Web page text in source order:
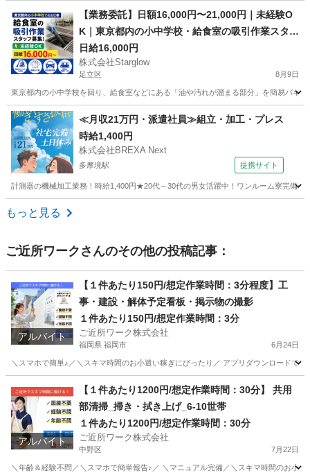
清掃 スタッフ
【業務委託】日額16,000円〜21,000円｜未経験O
K｜東京都内の小中学校・給食室の吸引作業スタッ
フ募集｜車不要・機材不要・制服貸与・経費負担
なし｜学校間は管理者の車で移動
日給16,000円
株式会社Starglow
足立区 8月9日
東京都内の小中学校を回り、給食室などにある「油や汚れが溜まる部分」を簡易バキ
東京 足立区 清掃 スタッフ
≪月収21万円・派遣社員≫組立・加工・プレス
時給1,400円
株式会社BREXA Next
多摩境駅 提携サイト
計測器の機械加工業務！時給1,400円★20代～30代の男女活躍中！ワンルーム寮完備
東京 町田市
もっと見る
ご近所ワーク さんのその他の投稿記事：
アルバイト
【１件あたり150円/想定作業時間：3分程度】工
事・建設・解体予定看板・掲示物の撮影
１件あたり150円/想定作業時間：3分
ご近所ワーク株式会社
福岡県 福岡市 6月24日
＼スマホで簡単♪／＼スキマ時間のお小遣い稼ぎにぴったり／ アプリダウンロードで
その他 1件
アルバイト
【１件あたり1200円/想定作業時間：30分】 共用
部清掃_掃き・拭き上げ_6-10世帯
１件あたり1200円/想定作業時間：30分
ご近所ワーク株式会社
中野区 7月22日
＼年齢＆経験不問／＼スマホで簡単報告♪／ ＼マニュアル完備／＼スキマ時間のお小